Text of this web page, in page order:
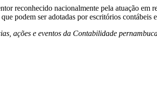
reconhecido nacionalmente pela atuação em
podem ser adotadas por escritórios contábeis
ações e eventos da Contabilidade